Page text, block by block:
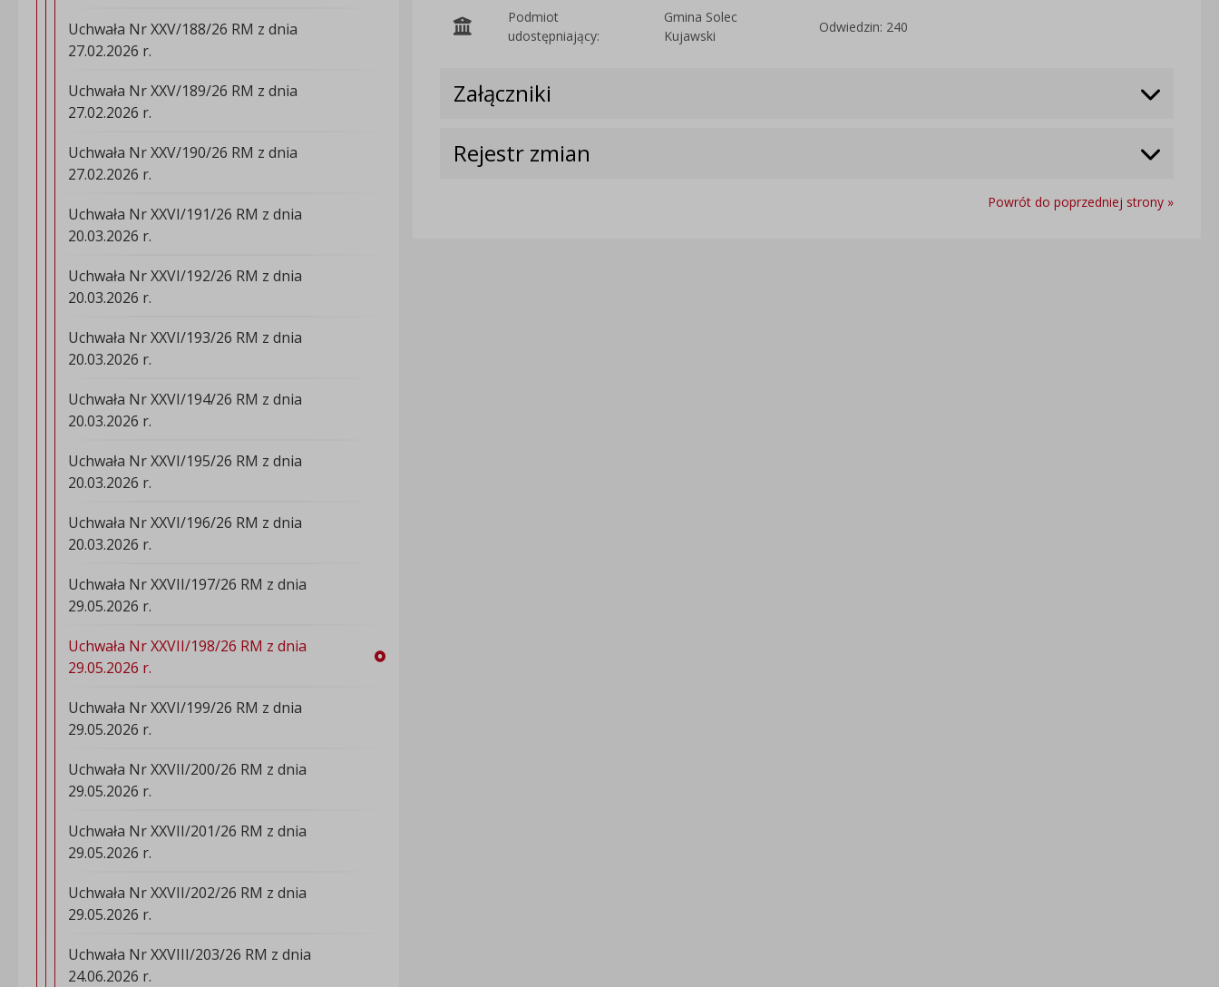
Uchwała Nr XXV/188/26 RM z dnia
27.02.2026 r.
Uchwała Nr XXV/189/26 RM z dnia
27.02.2026 r.
Uchwała Nr XXV/190/26 RM z dnia
27.02.2026 r.
Uchwała Nr XXVI/191/26 RM z dnia
20.03.2026 r.
Uchwała Nr XXVI/192/26 RM z dnia
20.03.2026 r.
Uchwała Nr XXVI/193/26 RM z dnia
20.03.2026 r.
Uchwała Nr XXVI/194/26 RM z dnia
20.03.2026 r.
Uchwała Nr XXVI/195/26 RM z dnia
20.03.2026 r.
Uchwała Nr XXVI/196/26 RM z dnia
20.03.2026 r.
Uchwała Nr XXVII/197/26 RM z dnia
29.05.2026 r.
Uchwała Nr XXVII/198/26 RM z dnia
29.05.2026 r.
Uchwała Nr XXVI/199/26 RM z dnia
29.05.2026 r.
Uchwała Nr XXVII/200/26 RM z dnia
29.05.2026 r.
Uchwała Nr XXVII/201/26 RM z dnia
29.05.2026 r.
Uchwała Nr XXVII/202/26 RM z dnia
29.05.2026 r.
Uchwała Nr XXVIII/203/26 RM z dnia
24.06.2026 r.
Podmiot
udostępniający:
Gmina Solec
Kujawski
Odwiedzin: 240
Załączniki
Rejestr zmian
Powrót do poprzedniej strony »